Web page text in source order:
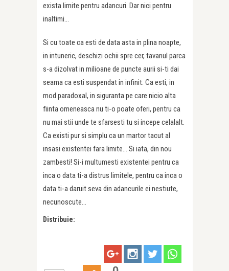
exista limite pentru adancuri. Dar nici pentru
inaltimi…
Si cu toate ca esti de data asta in plina noapte,
in intuneric, deschizi ochii spre cer, tavanul parca
s-a dizolvat in milioane de puncte aurii si-ti dai
seama ca esti suspendat in infinit. Ca esti, in
mod paradoxal, in siguranta pe care nicio alta
fiinta omeneasca nu ti-o poate oferi, pentru ca
nu mai stii unde te sfarsesti tu si incepe celalalt.
Ca existi pur si simplu ca un martor tacut al
insasi existentei fara limite… Si iata, din nou
zambesti! Si-i multumesti existentei pentru ca
inca o data ti-a distrus limitele, pentru ca inca o
data ti-a daruit seva din adancurile ei nestiute,
necunoscute…
Distribuie: